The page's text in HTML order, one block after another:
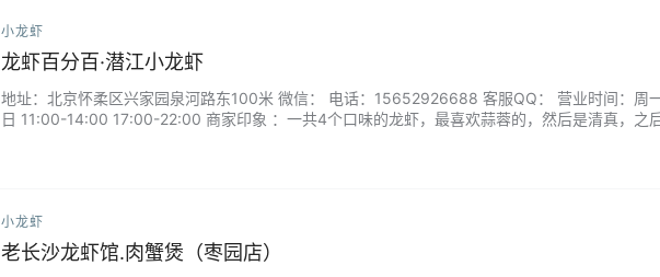
小龙虾
龙虾百分百·潜江小龙虾
地址：北京怀柔区兴家园泉河路东100米 微信： 电话：15652926688 客服QQ： 营业时间：周
日 11:00-14:00 17:00-22:00 商家印象 ：一共4个口味的龙虾，最喜欢蒜蓉的，然后是清真，之
小龙虾
老长沙龙虾馆.肉蟹煲（枣园店）